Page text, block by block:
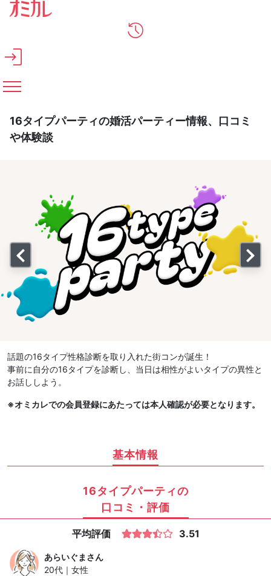
メインコンテンツへスキップ
16タイプパーティの婚活パーティー情報、口コミ
や体験談
話題の16タイプ性格診断を取り入れた街コンが誕生！
事前に自分の16タイプを診断し、当日は相性がよいタイプの異性と
お話ししよう。
※オミカレでの会員登録にあたっては本人確認が必要となります。
基本情報
16タイプパーティの
口コミ・評価
平均評価 3.51
あらいぐま さん
20代｜女性